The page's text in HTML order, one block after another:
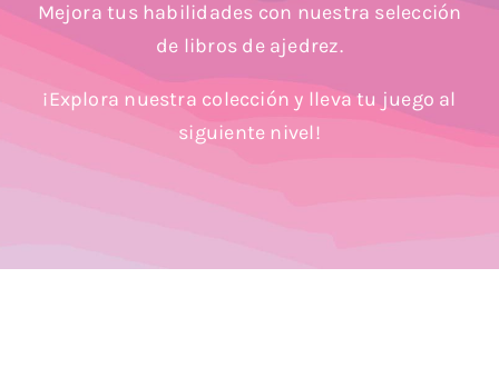
Blog
Mejora tus habilidades con nuestra selección
de libros de ajedrez.
¡Explora nuestra colección y lleva tu juego al
siguiente nivel!